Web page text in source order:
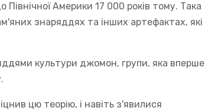
Америки 17 000 років тому. Така
знаряддях та інших артефактах, які
культури джомон, групи, яка вперше
цю теорію, і навіть з'явилися